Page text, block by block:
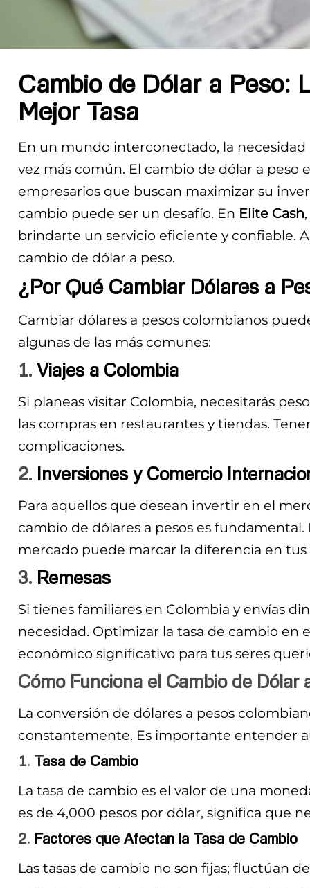
Cambio de Dólar a Peso:
Mejor Tasa
En un mundo interconectado, la
vez más común. El cambio de dólar a
empresarios que buscan maximizar su
cambio puede ser un desafío. En Elite Cash
brindarte un servicio eficiente y confiable.
cambio de dólar a peso.
¿Por Qué Cambiar Dólares a
Cambiar dólares a pesos colombianos
algunas de las más comunes:
1. Viajes a Colombia
Si planeas visitar Colombia, necesitarás
las compras en restaurantes y tiendas.
complicaciones.
2. Inversiones y Comercio
Para aquellos que desean invertir en el
cambio de dólares a pesos es
mercado puede marcar la diferencia en tus
3. Remesas
Si tienes familiares en Colombia y envías
necesidad. Optimizar la tasa de cambio en
económico significativo para tus seres
Cómo Funciona el Cambio de Dólar
La conversión de dólares a pesos
constantemente. Es importante entender
1. Tasa de Cambio
La tasa de cambio es el valor de una
es de 4,000 pesos por dólar, significa que
2. Factores que Afectan la Tasa de Cambio
Las tasas de cambio no son fijas; fluctúan